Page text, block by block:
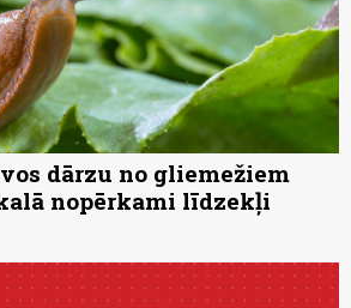
dārzu no gliemežiem
nopērkami līdzekļi